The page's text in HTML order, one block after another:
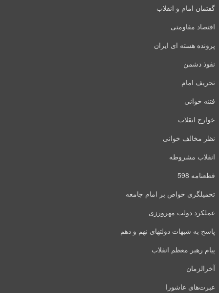
گفتمان امام و انقلاب
اقتصاد مقاومتی
پرونده هسته ای ایران
نفوذ دشمن
تحریف امام
فتنه خوانی
خوارج انقلاب
نظر مخالف خوانی
انقلاب مشروطه
قطعنامه 598
تحمیلگری خواص بر امام جامعه
عملکرد دولت مهرورزی
پاسخ به شبهات دولتهای نهم و دهم
پیام رهبر معظم انقلاب
آخرالزمان
عبرت‌های عاشورا